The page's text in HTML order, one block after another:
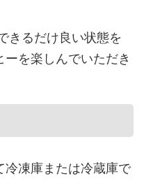
きるだけ良い状態を
を楽しんでいただき
凍庫または冷蔵庫で